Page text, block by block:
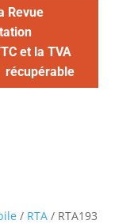
Revue
et la TVA
récupérable
/ RTA/ RTA193